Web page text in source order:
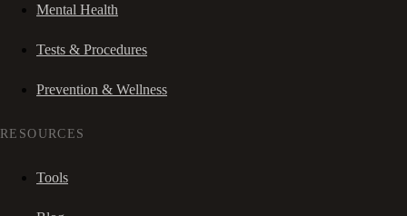
Mental Health
Tests & Procedures
Prevention & Wellness
RESOURCES
Tools